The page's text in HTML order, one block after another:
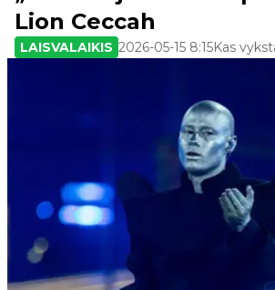
Lion Ceccah
LAISVALAIKIS 2026-05-15 8:15Kas